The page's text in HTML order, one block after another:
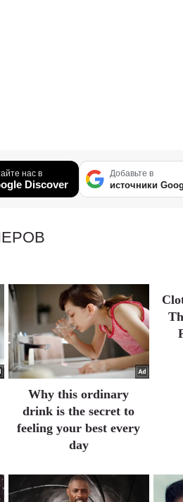
нас в
Discover
Добавьте в
источники
Why this ordinary
drink is the secret to
feeling your best every
day